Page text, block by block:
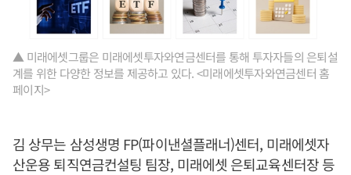
▲ 미래에셋그룹은 미래에셋투자와연금센터를 통해 투자자들의 은퇴설
계를 위한 다양한 정보를 제공하고 있다. <미래에셋투자와연금센터 홈
페이지>
김 상무는 삼성생명 FP(파이낸셜플래너)센터, 미래에셋자
산운용 퇴직연금컨설팅 팀장, 미래에셋 은퇴교육센터장 등